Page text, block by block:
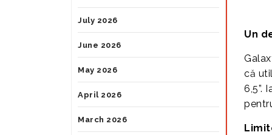
July 2026
June 2026
May 2026
April 2026
March 2026
Un
că
6,5”.